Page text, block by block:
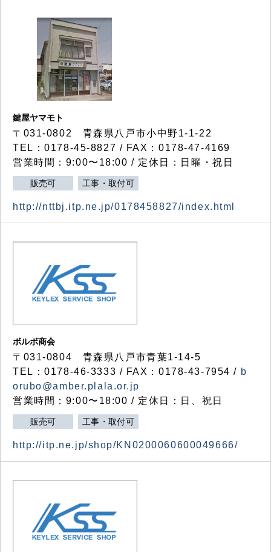
鍵屋ヤマモト
〒031-0802 青森県八戸市小中野1-1-22
TEL：0178-45-8827 / FAX：0178-47-4169
営業時間：9:00〜18:00 / 定休日：日曜・祝日
販売可 工事・取付可
http://nttbj.itp.ne.jp/0178458827/index.html
ボルボ商会
〒031-0804 青森県八戸市青葉1-14-5
TEL：0178-46-3333 / FAX：0178-43-7954 / b
orubo@amber.plala.or.jp
営業時間：9:00〜18:00 / 定休日：日、祝日
販売可 工事・取付可
http://itp.ne.jp/shop/KN0200060600049666/